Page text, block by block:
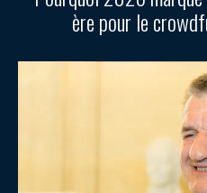
ère pour le